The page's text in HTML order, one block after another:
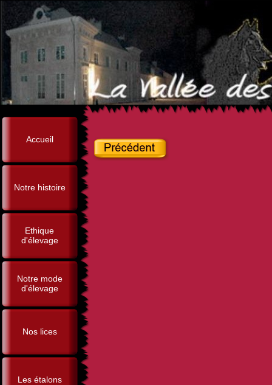
Accueil
Notre histoire
Ethique
d'élevage
Notre mode
d'élevage
Nos lices
Les étalons